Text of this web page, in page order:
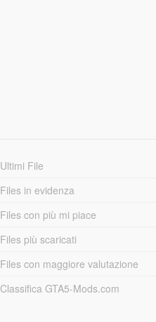
Ultimi File
Files in evidenza
Files con più mi piace
Files più scaricati
Files con maggiore valutazione
Classifica GTA5-Mods.com